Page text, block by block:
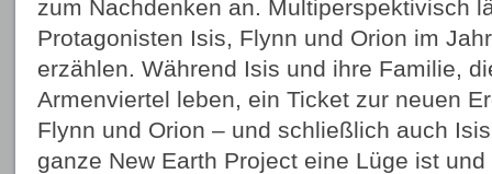
zum Nachdenken an. Multiperspektivisch
Protagonisten Isis, Flynn und Orion im
erzählen. Während Isis und ihre Familie,
Armenviertel leben, ein Ticket zur neuen
Flynn und Orion – und schließlich auch
ganze New Earth Project eine Lüge ist